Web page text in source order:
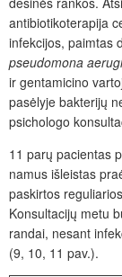
antibiotikoterapija
infekcijos, paimtas
pseudomona
ir gentamicino
pasėlyje bakterijų
psichologo
11 parų pacientas
namus išleistas
paskirtos
Konsultacijų metu
randai, nesant
(9, 10, 11 pav.).